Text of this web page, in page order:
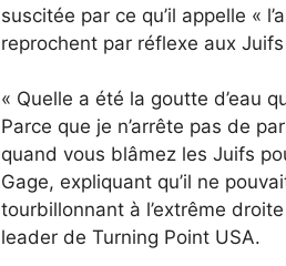
suscitée par ce qu’il appelle «
reprochent par réflexe aux
« Quelle a été la goutte d’eau
Parce que je n’arrête pas de
quand vous blâmez les Juifs
Gage, expliquant qu’il ne
tourbillonnant à l’extrême
leader de Turning Point USA.